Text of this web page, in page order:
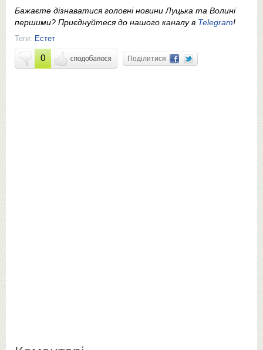
Бажаєте дізнаватися головні новини Луцька та Волині
першими? Приєднуйтеся до нашого каналу в Telegram!
Теги: Естет
0 Поділитися